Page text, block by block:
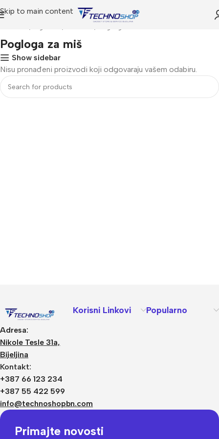
Skip to main content
Pogloga za miš
Show sidebar
Nisu pronađeni proizvodi koji odgovaraju vašem odabiru.
Adresa:
Nikole Tesle 31a,
Bijeljina
Kontakt:
+387 66 123 234
+387 55 422 599
info@technoshopbn.com
Korisni Linkovi Popularno
Primajte novosti